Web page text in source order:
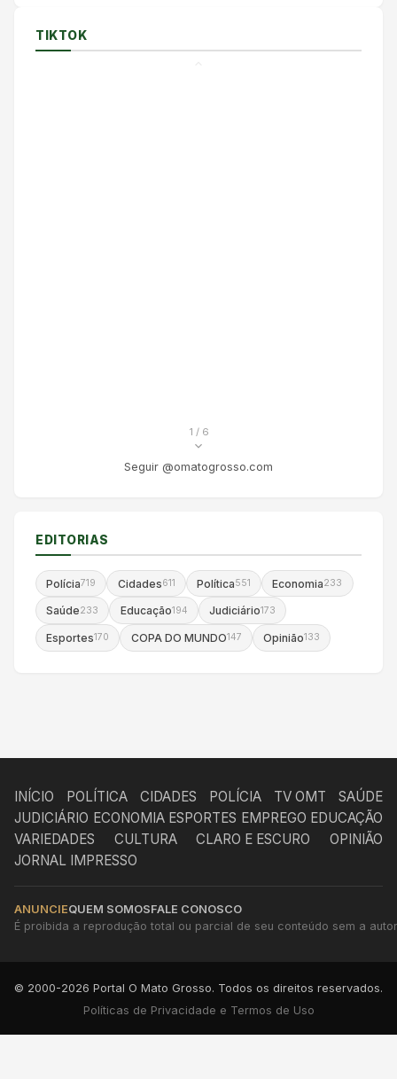
TIKTOK
1 / 6
Seguir @omatogrosso.com
EDITORIAS
Polícia719 Cidades611 Política551 Economia233
Saúde233 Educação194 Judiciário173
Esportes170 COPA DO MUNDO147 Opinião133
INÍCIO POLÍTICA CIDADES POLÍCIA TV OMT
SAÚDE
JUDICIÁRIO ECONOMIA ESPORTES EMPREGO EDUCAÇÃO
VARIEDADES
CULTURA CLARO E ESCURO
OPINIÃO
JORNAL IMPRESSO
ANUNCIEQUEM SOMOSFALE CONOSCO
É proibida a reprodução total ou parcial de seu conteúdo sem a
© 2000-2026 Portal O Mato Grosso. Todos os direitos reservados.
Políticas de Privacidade e Termos de Uso